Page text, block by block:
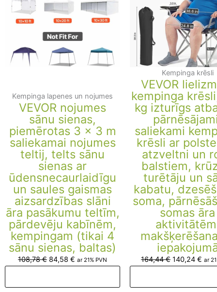
Kempinga lapenes un nojumes
VEVOR nojumes
sānu sienas,
piemērotas 3 x 3 m
saliekamai nojumes
teltij, telts sānu
sienas ar
ūdensnecaurlaidīgu
un saules gaismas
aizsardzības slāni
āra pasākumu teltīm,
pārdevēju kabīnēm,
kempingam (tikai 4
sānu sienas, baltas)
108,78€ 84,58 € ar 21% PVN
Kempinga krēsli
VEVOR
kempinga
kg izturīgs
saliekami
krēsli ar
atzveltni un
balstiem,
turētāju un
kabatu,
soma,
somas āra
164,44€ 140,24 € ar